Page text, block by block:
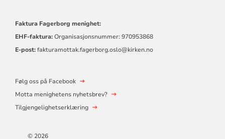
Faktura Fagerborg menighet:
EHF-faktura:Organisasjonsnummer: 970953868
E-post:fakturamottak.fagerborg.oslo@kirken.no
Følg oss på Facebook
Motta menighetens nyhetsbrev?
Tilgjengelighetserklæring
© 2026